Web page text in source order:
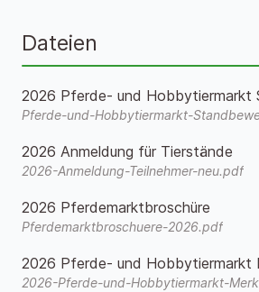
Dateien
2026 Pferde- und Hobbytiermarkt
2026 Anmeldung für Tierstände
2026-Anmeldung-Teilnehmer-neu.pdf
2026 Pferdemarktbroschüre
Pferdemarktbroschuere-2026.pdf
2026 Pferde- und Hobbytiermarkt
2026-Pferde-und-Hobbytiermarkt-